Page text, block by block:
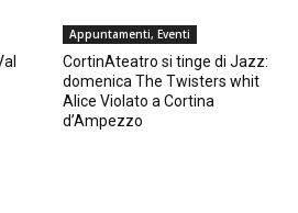
Appuntamenti, Eventi
CortinAteatro si tinge di Jazz:
domenica The Twisters whit
Alice Violato a Cortina
d’Ampezzo